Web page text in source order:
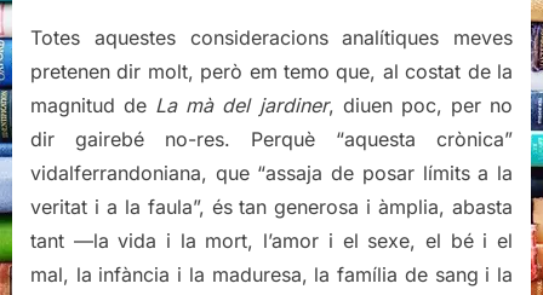
Totes aquestes consideracions analítiques meves
pretenen dir molt, però em temo que, al costat de la
magnitud de La mà del jardiner, diuen poc, per no
dir gairebé no-res. Perquè “aquesta crònica”
vidalferrandoniana, que “assaja de posar límits a la
veritat i a la faula”, és tan generosa i àmplia, abasta
tant —la vida i la mort, l’amor i el sexe, el bé i el
mal, la infància i la maduresa, la família de sang i la